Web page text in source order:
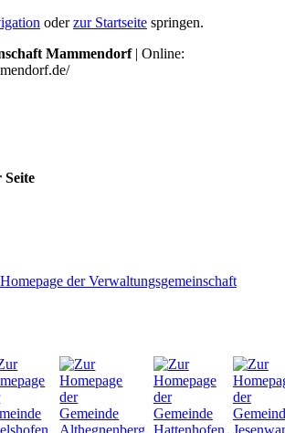
oderzur Startseite springen.
Mammendorf| Online:
Seite